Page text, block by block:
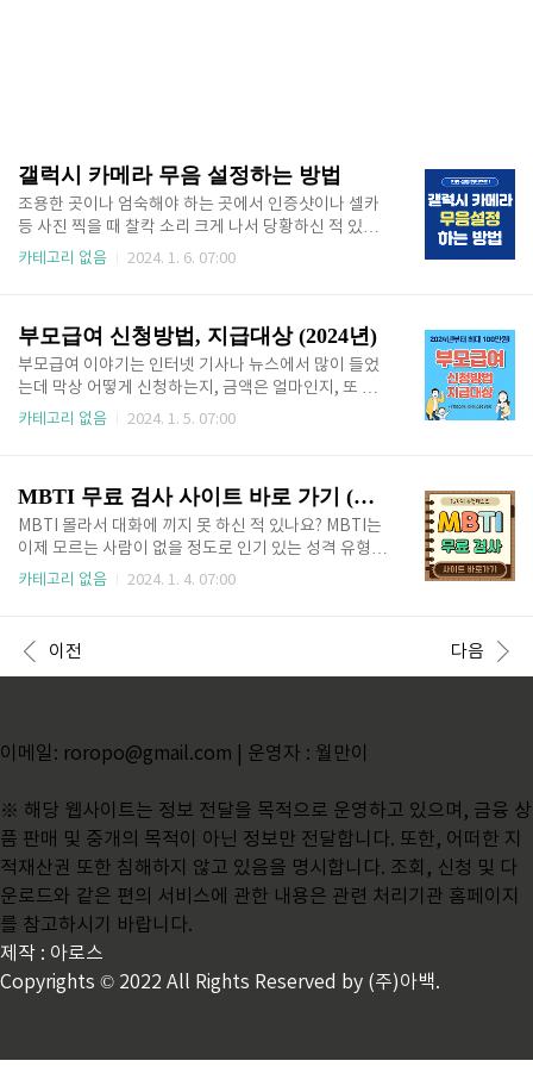
갤럭시 카메라 무음 설정하는 방법
조용한 곳이나 엄숙해야 하는 곳에서 인증샷이나 셀카
등 사진 찍을 때 찰칵 소리 크게 나서 당황하신 적 있으
신가요? 아이폰과 다르게 갤럭시 기종은 카메라 셔터음
메라 무음설정 하는 방법 자세하게 알려드리겠습니다.
갤럭시 카메라 무음 설정 하는 방법 1. SetEdit 어플 다
운 받기 어플하나만 설치하면 갤럭시 카메라 셔터음 무
음으로 변경이 가능합니다. SetEdit 어플은 안드로이
드 설정 데이터베이스에 직접 접근할 수 있는 어플입니
카테고리 없음 2024. 1. 6. 07:00
부모급여 신청방법, 지급대상 (2024년)
부모급여 이야기는 인터넷 기사나 뉴스에서 많이 들었
는데 막상 어떻게 신청하는지, 금액은 얼마인지, 또 내
가 받을 수 있는 혜택인 것인지 궁금하신가요? 부모급
출산 후 신청기간이 정해져 있으니 놓치지 말고 이 글
통해 바로 신청하세요. 목차 1. 부모급여 신청방법 ❓ 부
모급여란? 부모가 집중적으로 아기를 돌봐야 하는 영아
기 기간에 부모급여를 두텁게 지원하여 출산 및 양육으
로 인한 경제적 부담을 줄여주고 아이에게 건강한 성장
시키기 위해 2023년 1월부터 정부에서 새롭게 지원하
는 출산 복지정책입니다..
카테고리 없음 2024. 1. 5. 07:00
MBTI 무료 검사 사이트 바로 가기 (MBTI 성격 유형 검사)
MBTI 몰라서 대화에 끼지 못 하신 적 있나요? MBTI는
이제 모르는 사람이 없을 정도로 인기 있는 성격 유형
검사입니다. MZ세대에서는 MBTI를 빼고는 대화를 할
이 글에서 내 MBTI 확인하여 성격유형 알아볼 수 있도
록 MBTI 무료 검사하는 사이트 알려드리고 16가지 M
사입니다. MBTI 성격 유형 검사는 약 12분 내외의 문항
감정(F), 판단(J)과 인식..
카테고리 없음 2024. 1. 4. 07:00
이전 다음
이메일: roropo@gmail.com | 운영자 : 월만이
※ 해당 웹사이트는 정보 전달을 목적으로 운영하고 있으며, 금융 상
품 판매 및 중개의 목적이 아닌 정보만 전달합니다. 또한, 어떠한 지
적재산권 또한 침해하지 않고 있음을 명시합니다. 조회, 신청 및 다
운로드와 같은 편의 서비스에 관한 내용은 관련 처리기관 홈페이지
를 참고하시기 바랍니다.
제작 : 아로스
Copyrights © 2022 All Rights Reserved by (주)아백.